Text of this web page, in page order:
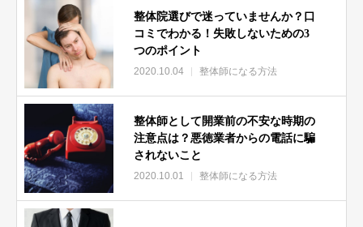
【野球肩 治療】元西武ライオンズ大石達也投手が病院をたら
い回しにされた結果…
準備中
整体院選びで失敗しない方法！施術前の問診は？施術後のアフ
ターケアは？担当者は毎回同じ？
準備中
３．整体師のテクニック編
【整体師になるには】元製造業24歳が整体師になって半年後56
万売上た治療技術
整体院選びで迷っていませんか？口
コミでわかる！失敗しないための3
つのポイント
2020.10.04 整体師になる方法
整体師として開業前の不安な時期の
注意点は？悪徳業者からの電話に騙
されないこと
2020.10.01 整体師になる方法